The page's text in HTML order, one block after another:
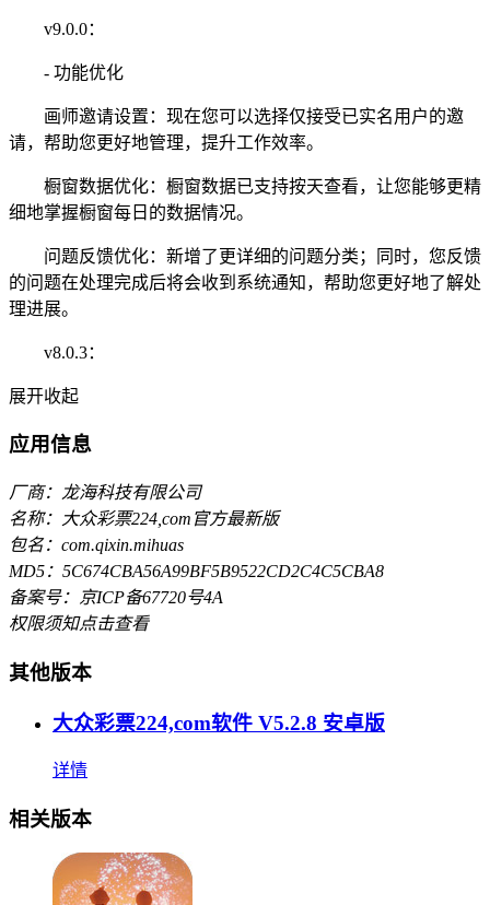
v9.0.0：
- 功能优化
画师邀请设置：现在您可以选择仅接受已实名用户的邀
请，帮助您更好地管理，提升工作效率。
橱窗数据优化：橱窗数据已支持按天查看，让您能够更精
细地掌握橱窗每日的数据情况。
问题反馈优化：新增了更详细的问题分类；同时，您反馈
的问题在处理完成后将会收到系统通知，帮助您更好地了解处
理进展。
v8.0.3：
展开收起
应用信息
厂商：龙海科技有限公司
名称：大众彩票224,com官方最新版
包名：com.qixin.mihuas
MD5：5C674CBA56A99BF5B9522CD2C4C5CBA8
备案号：京ICP备67720号4A
权限须知点击查看
其他版本
大众彩票224,com软件 V5.2.8 安卓版
详情
相关版本